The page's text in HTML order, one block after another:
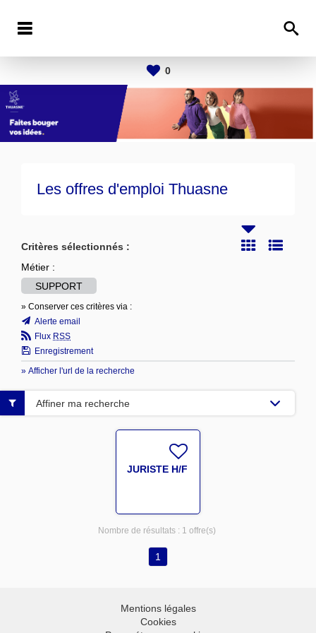
0
Les offres d'emploi Thuasne
Critères sélectionnés :
Métier :
SUPPORT
» Conserver ces critères via :
Alerte email
Flux RSS
Enregistrement
» Afficher l'url de la recherche
JURISTE H/F
Affiner ma recherche
Nombre de résultats : 1 offre(s)
1
Mentions légales
Cookies